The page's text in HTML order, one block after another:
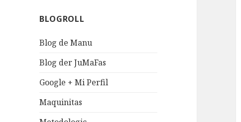
BLOGROLL
Blog de Manu
Blog der JuMaFas
Google + Mi Perfil
Maquinitas